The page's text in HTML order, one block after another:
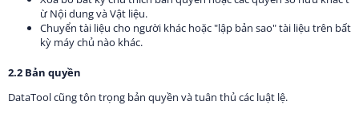
ừ Nội dung và Vật liệu.
Chuyển tài liệu cho người khác hoặc "lập bản sao" tài liệu trên bất
kỳ máy chủ nào khác.
2.2 Bản quyền
DataTool cũng tôn trọng bản quyền và tuân thủ các luật lệ.